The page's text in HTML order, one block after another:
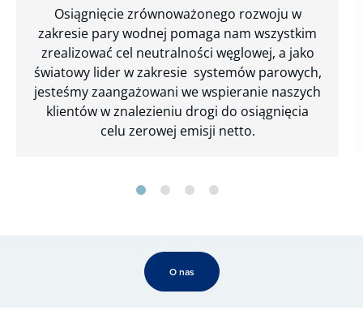
Osiągnięcie zrównoważonego rozwoju w
zakresie pary wodnej pomaga nam wszystkim
zrealizować cel neutralności węglowej, a jako
światowy lider w zakresie systemów parowych,
jesteśmy zaangażowani we wspieranie naszych
klientów w znalezieniu drogi do osiągnięcia
celu zerowej emisji netto.
O nas